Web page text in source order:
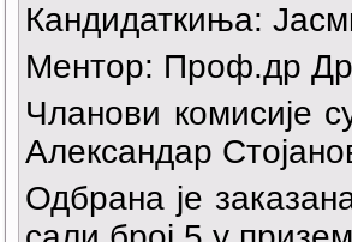
Кандидаткиња:
Ментор: Проф.др
Чланови комисије
Александар
Одбрана је